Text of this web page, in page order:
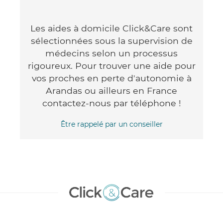
Les aides à domicile Click&Care sont
sélectionnées sous la supervision de
médecins selon un processus
rigoureux. Pour trouver une aide pour
vos proches en perte d'autonomie à
Arandas ou ailleurs en France
contactez-nous par téléphone !
Être rappelé par un conseiller